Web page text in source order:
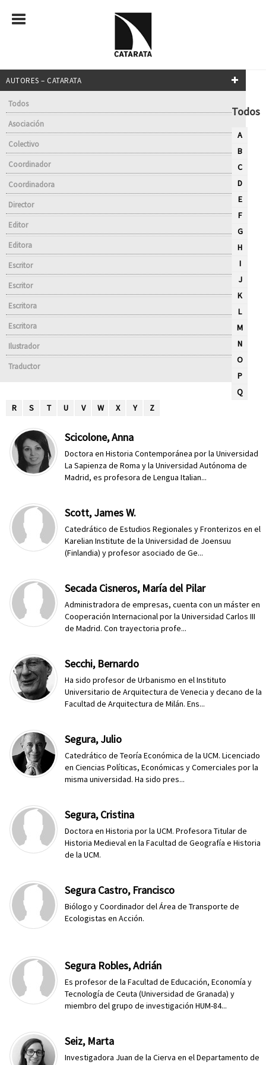
AUTORES – CATARATA
Todos
Asociación
Colectivo
Coordinador
Coordinadora
Director
Editor
Editora
Escritor
Escritor
Escritora
Escritora
Ilustrador
Traductor
Todos
A
B
C
D
E
F
G
H
I
J
K
L
M
N
O
P
Q
R
S T U V W X Y Z
Scicolone, Anna
Doctora en Historia Contemporánea por la Universidad
La Sapienza de Roma y la Universidad Autónoma de
Madrid, es profesora de Lengua Italian...
Scott, James W.
Catedrático de Estudios Regionales y Fronterizos en el
Karelian Institute de la Universidad de Joensuu
(Finlandia) y profesor asociado de Ge...
Secada Cisneros, María del Pilar
Administradora de empresas, cuenta con un máster en
Cooperación Internacional por la Universidad Carlos III
de Madrid. Con trayectoria profe...
Secchi, Bernardo
Ha sido profesor de Urbanismo en el Instituto
Universitario de Arquitectura de Venecia y decano de la
Facultad de Arquitectura de Milán. Ens...
Segura, Julio
Catedrático de Teoría Económica de la UCM. Licenciado
en Ciencias Políticas, Económicas y Comerciales por la
misma universidad. Ha sido pres...
Segura, Cristina
Doctora en Historia por la UCM. Profesora Titular de
Historia Medieval en la Facultad de Geografía e Historia
de la UCM.
Segura Castro, Francisco
Biólogo y Coordinador del Área de Transporte de
Ecologistas en Acción.
Segura Robles, Adrián
Es profesor de la Facultad de Educación, Economía y
Tecnología de Ceuta (Universidad de Granada) y
miembro del grupo de investigación HUM-84...
Seiz, Marta
Investigadora Juan de la Cierva en el Departamento de